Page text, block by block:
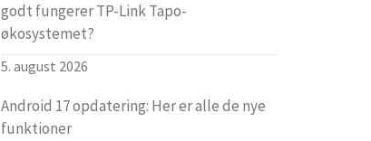
godt fungerer TP-Link Tapo-
økosystemet?
5. august 2026
Android 17 opdatering: Her er alle de nye
funktioner